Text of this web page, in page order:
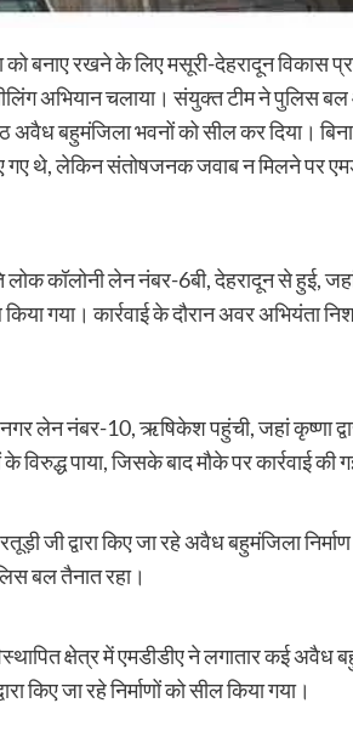
को बनाए रखने के लिए मसूरी-देहरादून विकास
अभियान चलाया। संयुक्त टीम ने पुलिस
अवैध बहुमंजिला भवनों को सील कर दिया।
गए थे, लेकिन संतोषजनक जवाब न मिलने पर
कॉलोनी लेन नंबर-6बी, देहरादून से हुई, जहां
गया। कार्रवाई के दौरान अवर अभियंता
लेन नंबर-10, ऋषिकेश पहुंची, जहां कृष्णा
के विरुद्ध पाया, जिसके बाद मौके पर कार्रवाई की
जी द्वारा किए जा रहे अवैध बहुमंजिला
बल तैनात रहा।
क्षेत्र में एमडीडीए ने लगातार कई अवैध
किए जा रहे निर्माणों को सील किया गया।